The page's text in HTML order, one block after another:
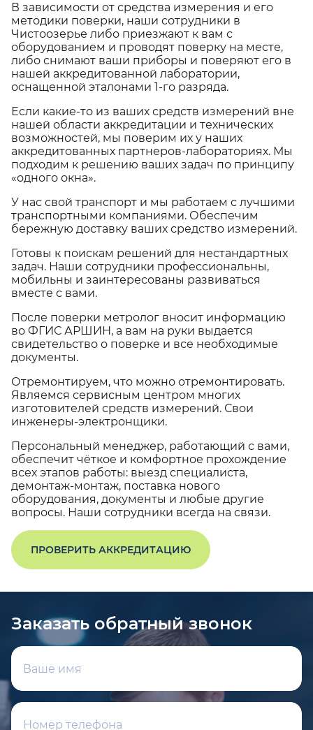
В зависимости от средства измерения и его
методики поверки, наши сотрудники в
Чистоозерье либо приезжают к вам с
оборудованием и проводят поверку на месте,
либо снимают ваши приборы и поверяют его в
нашей аккредитованной лаборатории,
оснащенной эталонами 1-го разряда.
Если какие-то из ваших средств измерений вне
нашей области аккредитации и технических
возможностей, мы поверим их у наших
аккредитованных партнеров-лабораториях. Мы
подходим к решению ваших задач по принципу
«одного окна».
У нас свой транспорт и мы работаем с лучшими
транспортными компаниями. Обеспечим
бережную доставку ваших средство измерений.
Готовы к поискам решений для нестандартных
задач. Наши сотрудники профессиональны,
мобильны и заинтересованы развиваться
вместе с вами.
После поверки метролог вносит информацию
во ФГИС АРШИН, а вам на руки выдается
свидетельство о поверке и все необходимые
документы.
Отремонтируем, что можно отремонтировать.
Являемся сервисным центром многих
изготовителей средств измерений. Свои
инженеры-электронщики.
Персональный менеджер, работающий с вами,
обеспечит чёткое и комфортное прохождение
всех этапов работы: выезд специалиста,
демонтаж-монтаж, поставка нового
оборудования, документы и любые другие
вопросы. Наши сотрудники всегда на связи.
ПРОВЕРИТЬ АККРЕДИТАЦИЮ
Заказать обратный звонок